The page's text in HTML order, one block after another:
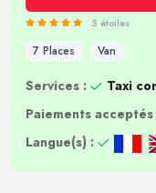
5 étoiles
7 Places Van
Services :
Taxi
Paiements acceptés
Langue(s) :